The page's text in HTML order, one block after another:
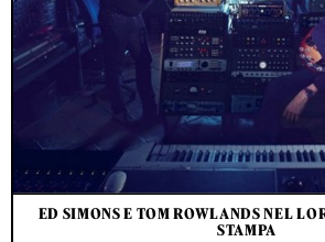
ED SIMONS E TOM ROWLANDS NEL
STAMPA